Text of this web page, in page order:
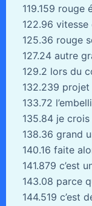
119.159 rouge
122.96
125.36 rouge
127.24 autre
129.2 lors du
132.239 projet
133.72
135.84 je crois
138.36 grand
140.16 faite
141.879 c’est
143.08 parce
144.519 c’est